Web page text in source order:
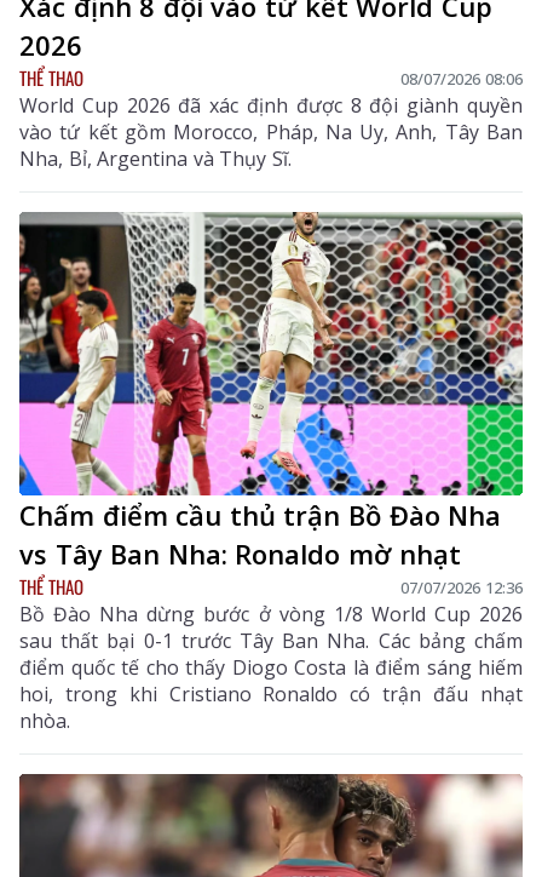
2026
THỂ THAO 08/07/2026 08:06
World Cup 2026 đã xác định được 8 đội giành quyền
vào tứ kết gồm Morocco, Pháp, Na Uy, Anh, Tây Ban
Nha, Bỉ, Argentina và Thụy Sĩ.
Chấm điểm cầu thủ trận Bồ Đào Nha
vs Tây Ban Nha: Ronaldo mờ nhạt
THỂ THAO 07/07/2026 12:36
Bồ Đào Nha dừng bước ở vòng 1/8 World Cup 2026
sau thất bại 0-1 trước Tây Ban Nha. Các bảng chấm
điểm quốc tế cho thấy Diogo Costa là điểm sáng hiếm
hoi, trong khi Cristiano Ronaldo có trận đấu nhạt
nhòa.